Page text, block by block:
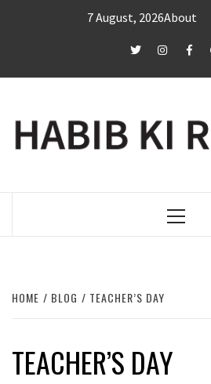
7 August, 2026About
twitterInstagram
Primary
HOME BLOG TEACHER’S DAY
TEACHER’S DAY